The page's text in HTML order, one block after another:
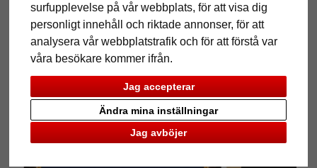
surfupplevelse på vår webbplats, för att visa dig
personligt innehåll och riktade annonser, för att
analysera vår webbplatstrafik och för att förstå var
våra besökare kommer ifrån.
Jag accepterar
Jag avböjer
Ändra mina inställningar